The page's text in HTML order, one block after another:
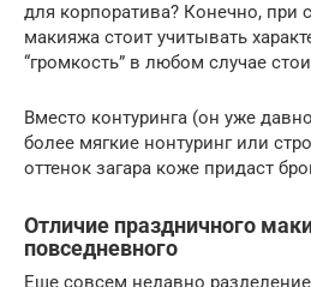
для корпоратива? Конечно, при
макияжа стоит учитывать
“громкость” в любом случае
Вместо контуринга (он уже
более мягкие нонтуринг или
оттенок загара коже придаст
Отличие праздничного
повседневного
Еще совсем недавно